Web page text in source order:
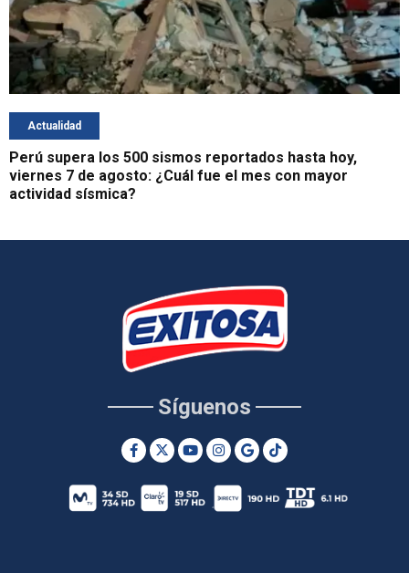
Actualidad
Perú supera los 500 sismos reportados hasta hoy,
viernes 7 de agosto: ¿Cuál fue el mes con mayor
actividad sísmica?
Síguenos